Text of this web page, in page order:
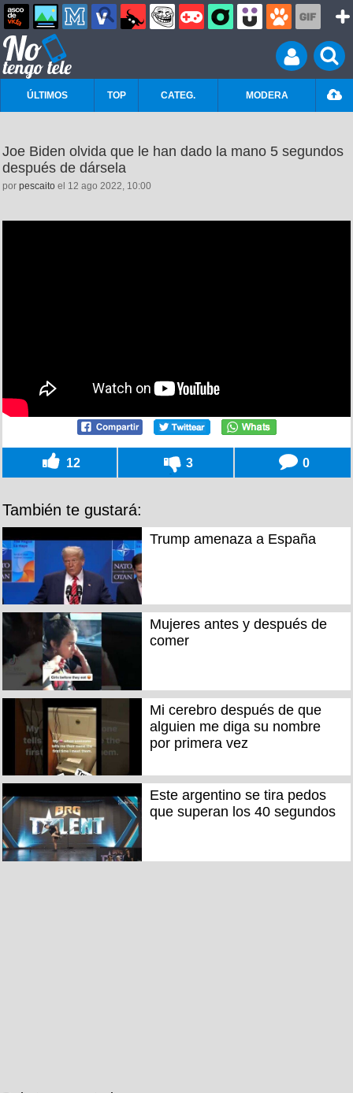
ÚLTIMOS TOP CATEG. MODERA
Joe Biden olvida que le han dado la mano 5 segundos
después de dársela
por pescaito el 12 ago 2022, 10:00
12 3 0
También te gustará:
Trump amenaza a España
Mujeres antes y después de
comer
Mi cerebro después de que
alguien me diga su nombre
por primera vez
Este argentino se tira pedos
que superan los 40 segundos